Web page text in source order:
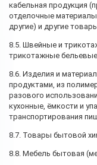
кабельная продукция
отделочные
другие) и другие
8.5. Швейные и
трикотажные
8.6. Изделия и
продуктами, из
разового
кухонные, ёмкости и
транспортирования
8.7. Товары бытовой
8.8. Мебель бытовая